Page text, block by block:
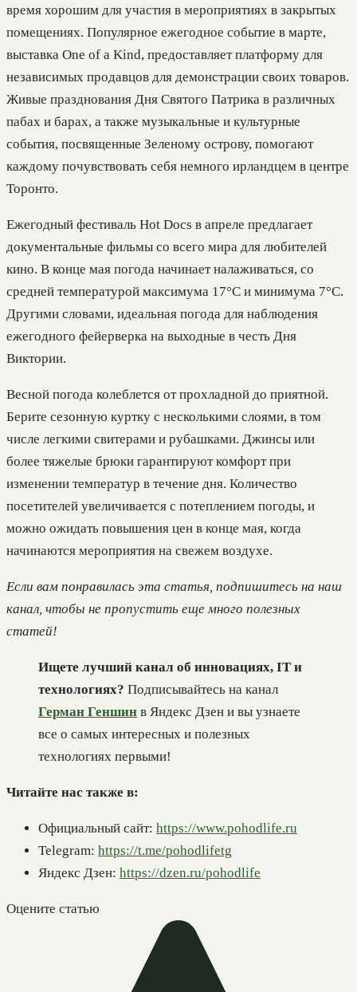
время хорошим для участия в мероприятиях в закрытых
помещениях. Популярное ежегодное событие в марте,
выставка One of a Kind, предоставляет платформу для
независимых продавцов для демонстрации своих товаров.
Живые празднования Дня Святого Патрика в различных
пабах и барах, а также музыкальные и культурные
события, посвященные Зеленому острову, помогают
каждому почувствовать себя немного ирландцем в центре
Торонто.
Ежегодный фестиваль Hot Docs в апреле предлагает
документальные фильмы со всего мира для любителей
кино. В конце мая погода начинает налаживаться, со
средней температурой максимума 17°C и минимума 7°C.
Другими словами, идеальная погода для наблюдения
ежегодного фейерверка на выходные в честь Дня
Виктории.
Весной погода колеблется от прохладной до приятной.
Берите сезонную куртку с несколькими слоями, в том
числе легкими свитерами и рубашками. Джинсы или
более тяжелые брюки гарантируют комфорт при
изменении температур в течение дня. Количество
посетителей увеличивается с потеплением погоды, и
можно ожидать повышения цен в конце мая, когда
начинаются мероприятия на свежем воздухе.
Если вам понравилась эта статья, подпишитесь на наш
канал, чтобы не пропустить еще много полезных
статей!
Ищете лучший канал об инновациях, IT и
технологиях? Подписывайтесь на канал
Герман Геншин в Яндекс Дзен и вы узнаете
все о самых интересных и полезных
технологиях первыми!
Читайте нас также в:
Официальный сайт: https://www.pohodlife.ru
Telegram: https://t.me/pohodlifetg
Яндекс Дзен: https://dzen.ru/pohodlife
Оцените статью